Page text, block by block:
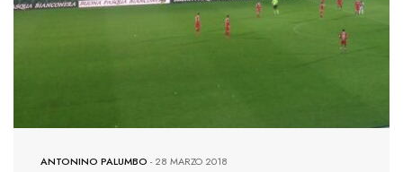
ANTONINO PALUMBO -28 MARZO 2018